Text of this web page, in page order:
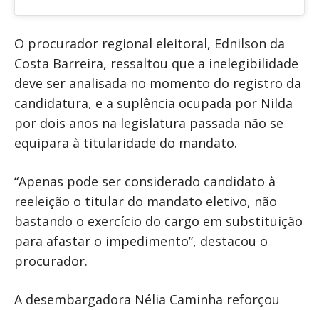
O procurador regional eleitoral, Ednilson da
Costa Barreira, ressaltou que a inelegibilidade
deve ser analisada no momento do registro da
candidatura, e a suplência ocupada por Nilda
por dois anos na legislatura passada não se
equipara à titularidade do mandato.
“Apenas pode ser considerado candidato à
reeleição o titular do mandato eletivo, não
bastando o exercício do cargo em substituição
para afastar o impedimento”, destacou o
procurador.
A desembargadora Nélia Caminha reforçou